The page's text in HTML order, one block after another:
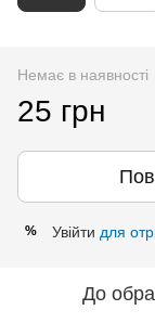
Немає в наявності
25 грн
% Увійти для
До